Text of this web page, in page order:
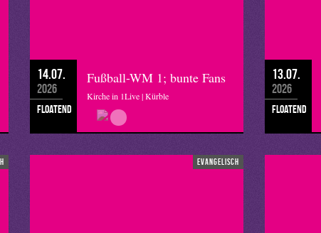
14.07.
2026
floatend
Fußball-WM 1; bunte Fans
Kirche in 1Live | Kürble
13.07.
2026
floatend
evangelisch